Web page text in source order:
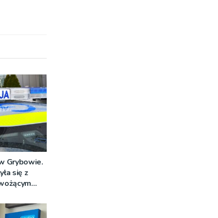
Grybowie.
się z